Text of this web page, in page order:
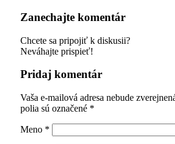
Zanechajte komentár
Chcete sa pripojiť k diskusii?
Neváhajte prispieť!
Pridaj komentár
Vaša e-mailová adresa nebude
polia sú označené *
Meno *